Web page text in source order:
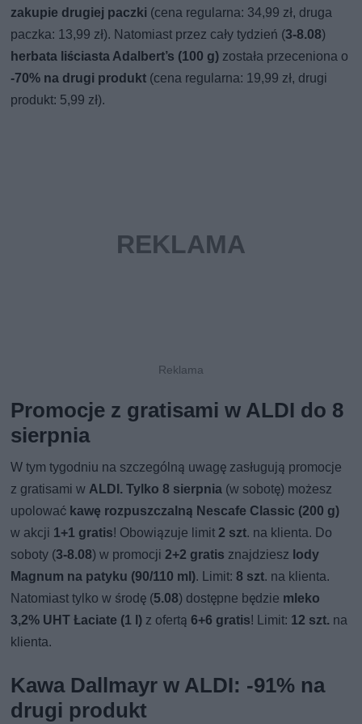
zakupie drugiej paczki (cena regularna: 34,99 zł, druga
paczka: 13,99 zł). Natomiast przez cały tydzień (3-8.08)
herbata liściasta Adalbert’s (100 g) została przeceniona o
-70% na drugi produkt (cena regularna: 19,99 zł, drugi
produkt: 5,99 zł).
Promocje z gratisami w ALDI do 8
sierpnia
W tym tygodniu na szczególną uwagę zasługują promocje
z gratisami wALDI. Tylko 8 sierpnia (w sobotę) możesz
upolować kawę rozpuszczalną Nescafe Classic (200 g)
w akcji 1+1 gratis! Obowiązuje limit2 szt. na klienta. Do
soboty (3-8.08) w promocji2+2 gratis znajdziesz lody
Magnum na patyku (90/110 ml). Limit:8 szt. na klienta.
Natomiast tylko w środę (5.08) dostępne będzie mleko
3,2% UHT Łaciate (1 l) z ofertą6+6 gratis! Limit: 12 szt. na
klienta.
Kawa Dallmayr w ALDI: -91% na
drugi produkt